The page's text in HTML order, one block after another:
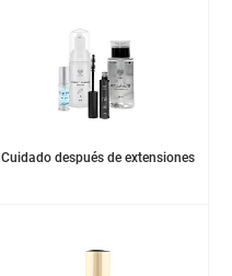
Cuidado después de extensiones